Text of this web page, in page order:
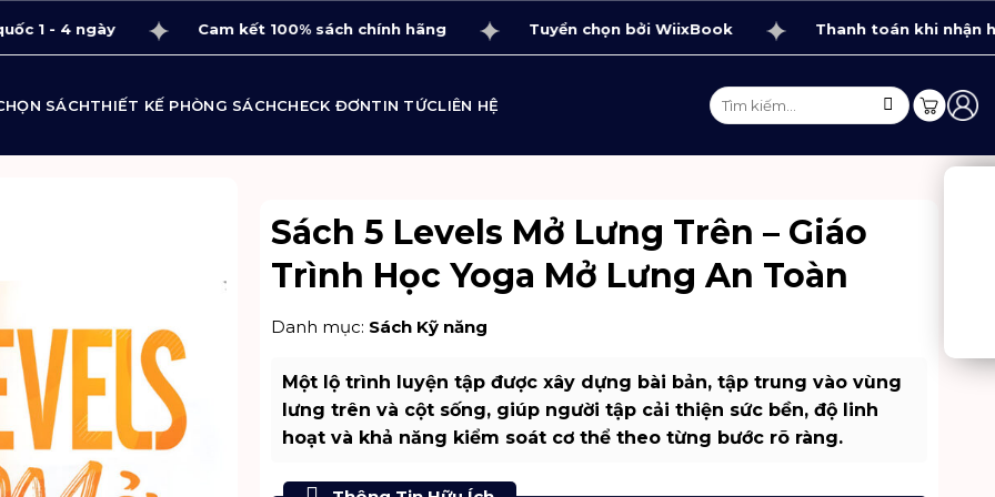
- 4 ngày Cam kết 100% sách chính hãng Tuyển chọn bởi WiixBook Thanh toán khi nhận hàng
SÁCHTHIẾT KẾ PHÒNG SÁCHCHECK ĐƠNTIN TỨCLIÊN HỆ
Tìm
kiếm:
Sách 5 Levels Mở Lưng Trên – Giáo
Trình Học Yoga Mở Lưng An Toàn
Danh mục: Sách Kỹ năng
Một lộ trình luyện tập được xây dựng bài bản, tập trung vào vùng
lưng trên và cột sống, giúp người tập cải thiện sức bền, độ linh
hoạt và khả năng kiểm soát cơ thể theo từng bước rõ ràng.